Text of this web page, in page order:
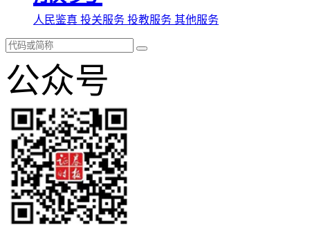
人民鉴真 投关服务 投教服务 其他服务
公众号